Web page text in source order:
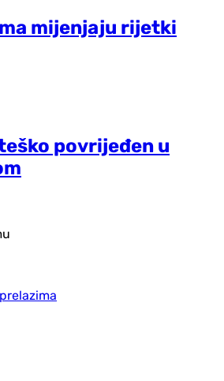
mijenjaju rijetki
povrijeđen u